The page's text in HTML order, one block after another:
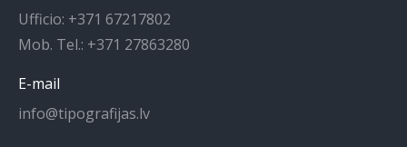
Ufficio: +371 67217802
Mob. Tel.: +371 27863280
E-mail
info@tipografijas.lv